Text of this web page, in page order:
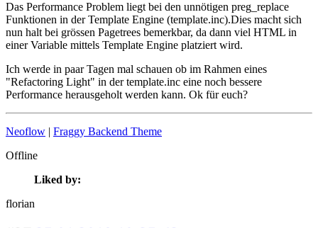
Das Performance Problem liegt bei den unnötigen preg_replace
Funktionen in der Template Engine (template.inc).Dies macht sich
nun halt bei grössen Pagetrees bemerkbar, da dann viel HTML in
einer Variable mittels Template Engine platziert wird.
Ich werde in paar Tagen mal schauen ob im Rahmen eines
"Refactoring Light" in der template.inc eine noch bessere
Performance herausgeholt werden kann. Ok für euch?
Neoflow | Fraggy Backend Theme
Offline
Liked by:
florian